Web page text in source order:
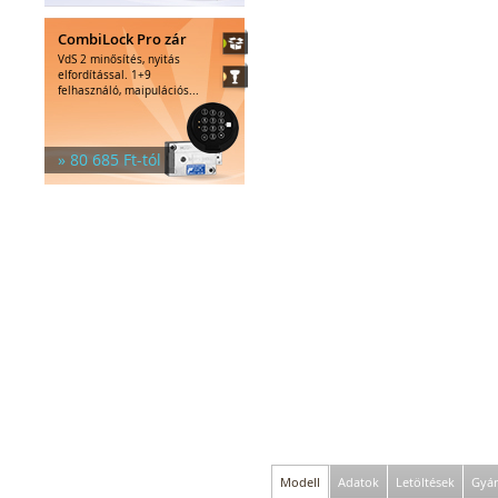
CombiLock Pro zár
VdS 2 minősítés, nyitás
elfordítással. 1+9
felhasználó, maipulációs...
» 80 685 Ft-tól
Modell Adatok Letöltések